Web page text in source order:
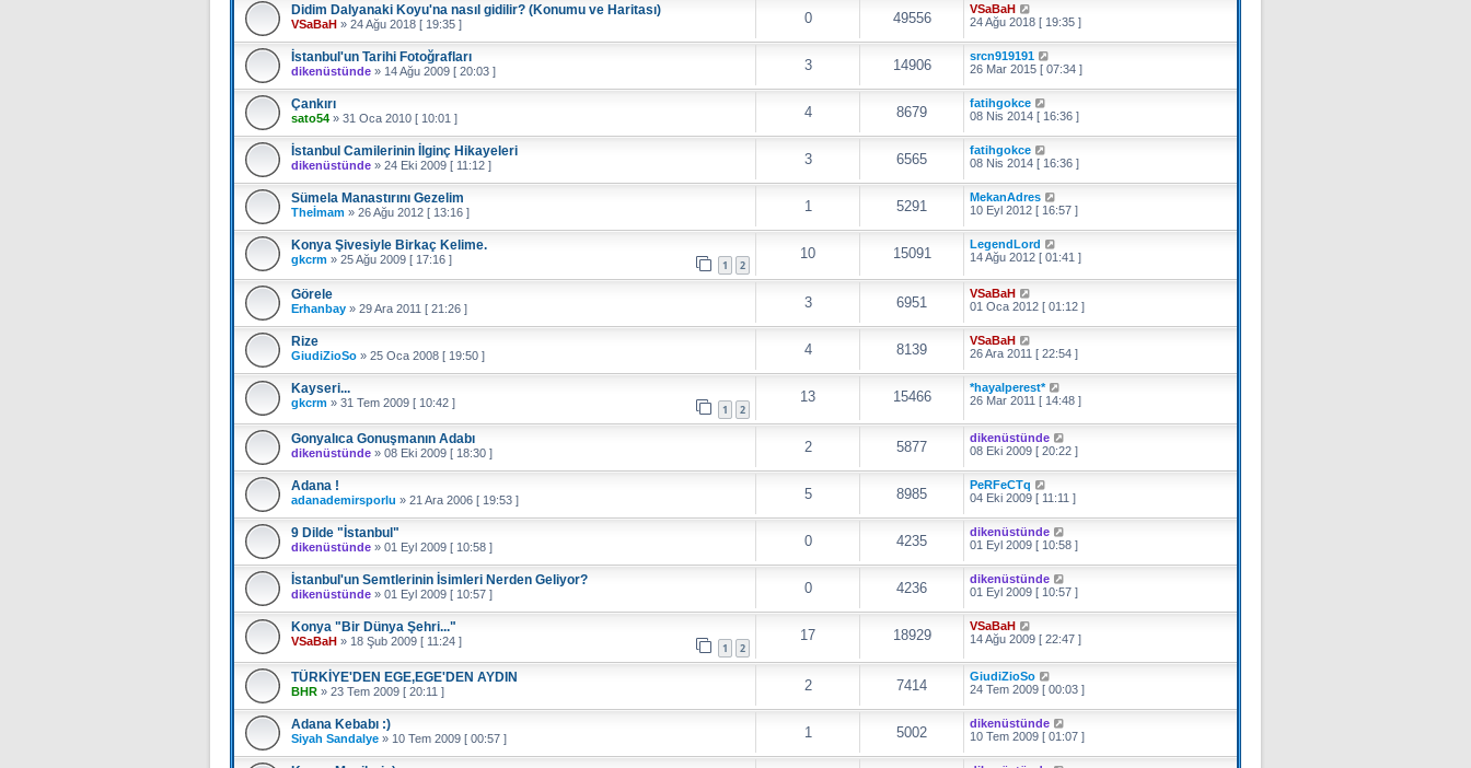
Didim Dalyanaki Koyu'na nasıl gidilir? (Konumu ve Haritası)
VSaBaH » 24 Ağu 2018 [ 19:35 ] 0 49556
VSaBaH
24 Ağu 2018 [ 19:35 ]
İstanbul'un Tarihi Fotoğrafları
dikenüstünde » 14 Ağu 2009 [ 20:03 ] 3 14906
srcn919191
26 Mar 2015 [ 07:34 ]
Çankırı
sato54 » 31 Oca 2010 [ 10:01 ] 4 8679
fatihgokce
08 Nis 2014 [ 16:36 ]
İstanbul Camilerinin İlginç Hikayeleri
dikenüstünde » 24 Eki 2009 [ 11:12 ] 3 6565
fatihgokce
08 Nis 2014 [ 16:36 ]
Sümela Manastırını Gezelim
Theİmam » 26 Ağu 2012 [ 13:16 ] 1 5291
MekanAdres
10 Eyl 2012 [ 16:57 ]
Konya Şivesiyle Birkaç Kelime.
gkcrm » 25 Ağu 2009 [ 17:16 ] 1 2
10 15091
LegendLord
14 Ağu 2012 [ 01:41 ]
Görele
Erhanbay » 29 Ara 2011 [ 21:26 ] 3 6951
VSaBaH
01 Oca 2012 [ 01:12 ]
Rize
GiudiZioSo » 25 Oca 2008 [ 19:50 ] 4 8139
VSaBaH
26 Ara 2011 [ 22:54 ]
Kayseri...
gkcrm » 31 Tem 2009 [ 10:42 ] 1 2
13 15466
*hayalperest*
26 Mar 2011 [ 14:48 ]
Gonyalıca Gonuşmanın Adabı
dikenüstünde » 08 Eki 2009 [ 18:30 ] 2 5877
dikenüstünde
08 Eki 2009 [ 20:22 ]
Adana !
adanademirsporlu » 21 Ara 2006 [ 19:53 ] 5 8985
PeRFeCTq
04 Eki 2009 [ 11:11 ]
9 Dilde "İstanbul"
dikenüstünde » 01 Eyl 2009 [ 10:58 ] 0 4235
dikenüstünde
01 Eyl 2009 [ 10:58 ]
İstanbul'un Semtlerinin İsimleri Nerden Geliyor?
dikenüstünde » 01 Eyl 2009 [ 10:57 ] 0 4236
dikenüstünde
01 Eyl 2009 [ 10:57 ]
Konya "Bir Dünya Şehri..."
VSaBaH » 18 Şub 2009 [ 11:24 ] 1 2
17 18929
VSaBaH
14 Ağu 2009 [ 22:47 ]
TÜRKİYE'DEN EGE,EGE'DEN AYDIN
BHR » 23 Tem 2009 [ 20:11 ] 2 7414
GiudiZioSo
24 Tem 2009 [ 00:03 ]
Adana Kebabı :)
Siyah Sandalye » 10 Tem 2009 [ 00:57 ] 1 5002
dikenüstünde
10 Tem 2009 [ 01:07 ]